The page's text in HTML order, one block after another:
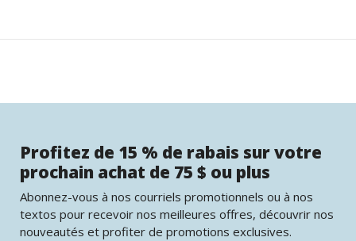
Profitez de 15 % de rabais sur votre
prochain achat de 75 $ ou plus
Abonnez-vous à nos courriels promotionnels ou à nos
textos pour recevoir nos meilleures offres, découvrir nos
nouveautés et profiter de promotions exclusives.